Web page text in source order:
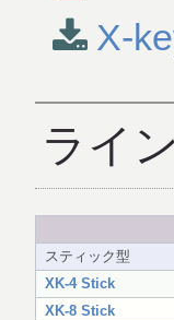
X-
ライ
スティック型
XK-4 Stick
XK-8 Stick